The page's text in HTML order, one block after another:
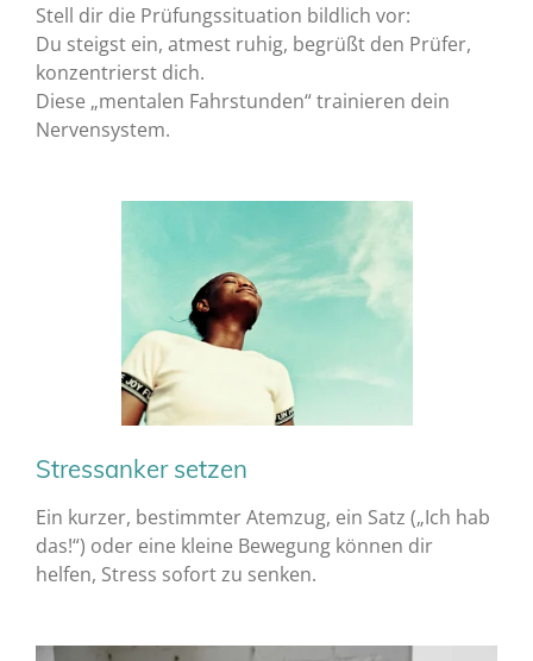
Stell dir die Prüfungssituation bildlich vor:
Du steigst ein, atmest ruhig, begrüßt den Prüfer,
konzentrierst dich.
Diese „mentalen Fahrstunden“ trainieren dein
Nervensystem.
Stressanker setzen
Ein kurzer, bestimmter Atemzug, ein Satz („Ich hab
das!“) oder eine kleine Bewegung können dir
helfen, Stress sofort zu senken.